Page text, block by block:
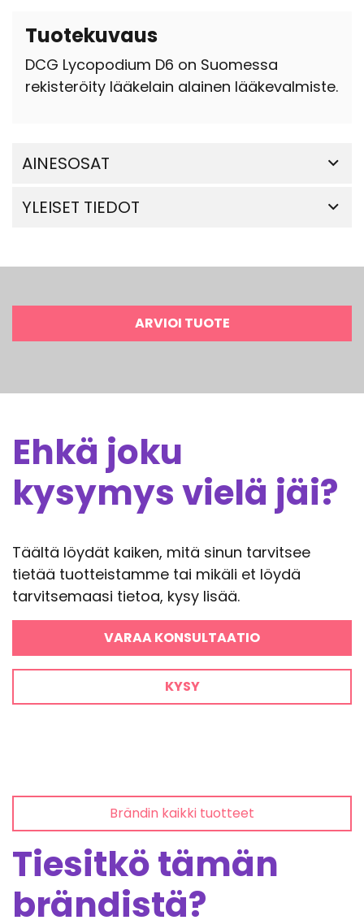
Tuotekuvaus
DCG Lycopodium D6 on Suomessa
rekisteröity lääkelain alainen lääkevalmiste.
AINESOSAT
YLEISET TIEDOT
ARVIOI TUOTE
Ehkä joku
kysymys vielä jäi?
Täältä löydät kaiken, mitä sinun tarvitsee
tietää tuotteistamme tai mikäli et löydä
tarvitsemaasi tietoa, kysy lisää.
VARAA KONSULTAATIO
KYSY
Brändin kaikki tuotteet
Tiesitkö tämän
brändistä?